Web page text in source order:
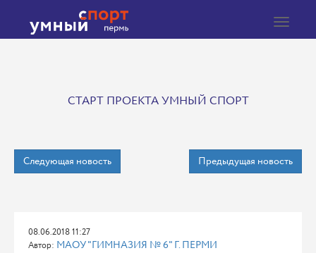
Toggle
СТАРТ ПРОЕКТА УМНЫЙ СПОРТ
Следующая новость Предыдущая новость
08.06.2018 11:27
Автор: МАОУ "ГИМНАЗИЯ № 6" Г. ПЕРМИ